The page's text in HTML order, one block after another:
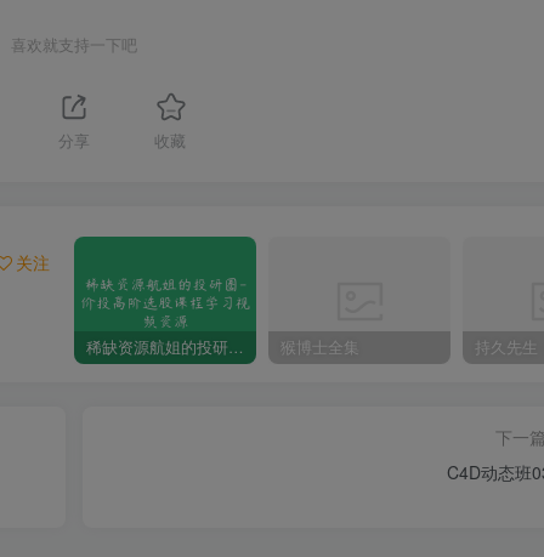
喜欢就支持一下吧
分享 收藏
关注
稀缺资源航姐的投研圈-价投高阶选股课程学习视频资源 猴博士全集
下一篇
C4D动态班